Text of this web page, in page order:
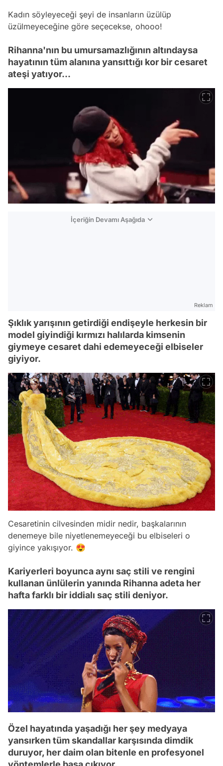
Kadın söyleyeceği şeyi de insanların üzülüp
üzülmeyeceğine göre seçecekse, ohooo!
Rihanna'nın bu umursamazlığının altındaysa
hayatının tüm alanına yansıttığı kor bir cesaret
ateşi yatıyor...
İçeriğin Devamı Aşağıda
Reklam
Şıklık yarışının getirdiği endişeyle herkesin bir
model giyindiği kırmızı halılarda kimsenin
giymeye cesaret dahi edemeyeceği elbiseler
giyiyor.
Cesaretinin cilvesinden midir nedir, başkalarının
denemeye bile niyetlenemeyeceği bu elbiseleri o
giyince yakışıyor. 😍
Kariyerleri boyunca aynı saç stili ve rengini
kullanan ünlülerin yanında Rihanna adeta her
hafta farklı bir iddialı saç stili deniyor.
Özel hayatında yaşadığı her şey medyaya
yansırken tüm skandallar karşısında dimdik
duruyor, her daim olan bitenle en profesyonel